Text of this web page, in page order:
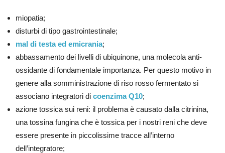
miopatia;
disturbi di tipo gastrointestinale;
mal di testa ed emicrania;
abbassamento dei livelli di ubiquinone, una molecola anti-
ossidante di fondamentale importanza. Per questo motivo in
genere alla somministrazione di riso rosso fermentato si
associano integratori di coenzima Q10;
azione tossica sui reni: il problema è causato dalla citrinina,
una tossina fungina che è tossica per i nostri reni che deve
essere presente in piccolissime tracce all’interno
dell’integratore;